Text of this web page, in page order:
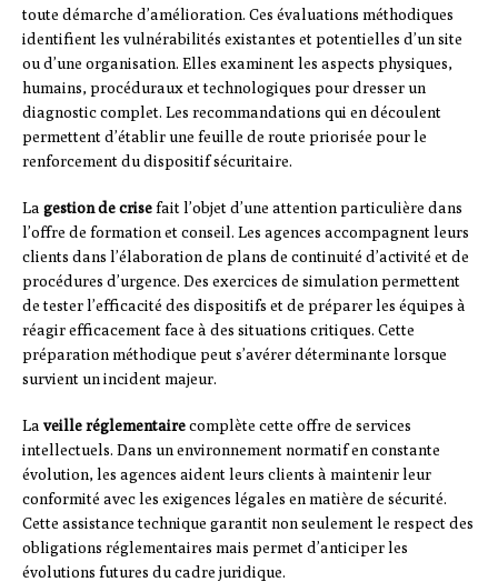
toute démarche d’amélioration. Ces évaluations méthodiques
identifient les vulnérabilités existantes et potentielles d’un site
ou d’une organisation. Elles examinent les aspects physiques,
humains, procéduraux et technologiques pour dresser un
diagnostic complet. Les recommandations qui en découlent
permettent d’établir une feuille de route priorisée pour le
renforcement du dispositif sécuritaire.
La gestion de crisefait l’objet d’une attention particulière dans
l’offre de formation et conseil. Les agences accompagnent leurs
clients dans l’élaboration de plans de continuité d’activité et de
procédures d’urgence. Des exercices de simulation permettent
de tester l’efficacité des dispositifs et de préparer les équipes à
réagir efficacement face à des situations critiques. Cette
préparation méthodique peut s’avérer déterminante lorsque
survient un incident majeur.
La veille réglementairecomplète cette offre de services
intellectuels. Dans un environnement normatif en constante
évolution, les agences aident leurs clients à maintenir leur
conformité avec les exigences légales en matière de sécurité.
Cette assistance technique garantit non seulement le respect des
obligations réglementaires mais permet d’anticiper les
évolutions futures du cadre juridique.